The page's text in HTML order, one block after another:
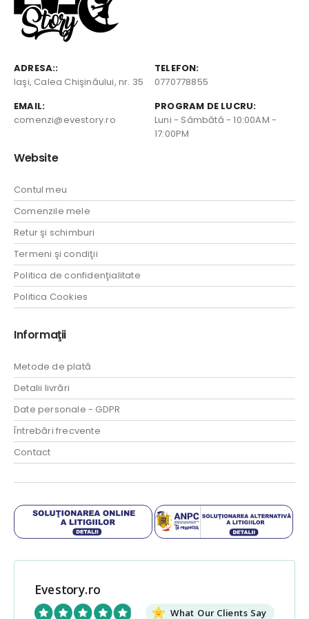
ADRESA::
Iaşi, Calea Chişinăului, nr. 35
TELEFON:
0770778855
EMAIL:
comenzi@evestory.ro
PROGRAM DE LUCRU:
Luni - Sâmbătă - 10:00AM -
17:00PM
Website
Contul meu
Comenzile mele
Retur şi schimburi
Termeni şi condiţii
Politica de confidenţialitate
Politica Cookies
Informaţii
Metode de plată
Detalii livrări
Date personale - GDPR
Întrebări frecvente
Contact
Evestory.ro
What Our Clients Say